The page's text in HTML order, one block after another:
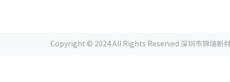
Copyright © 2024 All Rights Reserved 深圳市锦瑞新